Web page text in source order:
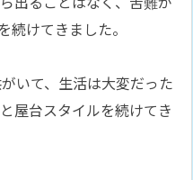
続けてきました。
いて、生活は大変だった
屋台スタイルを続けてき